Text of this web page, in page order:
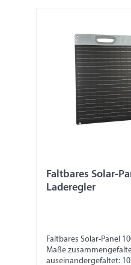
Faltbares Solar-
Laderegler
Faltbares Solar-Panel
Maße
auseinandergefaltet: